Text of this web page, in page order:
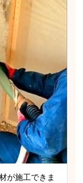
が施工できま